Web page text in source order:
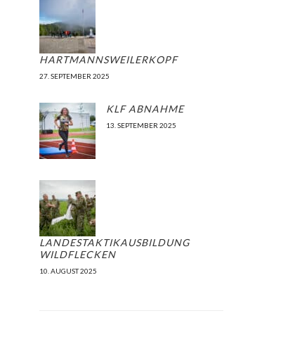
HARTMANNSWEILERKOPF
27. SEPTEMBER 2025
KLF ABNAHME
13. SEPTEMBER 2025
LANDESTAKTIKAUSBILDUNG
WILDFLECKEN
10. AUGUST 2025